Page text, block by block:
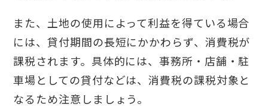
また、土地の使用によって利益を得ている場合
には、貸付期間の長短にかかわらず、消費税が
課税されます。具体的には、事務所・店舗・駐
車場としての貸付などは、消費税の課税対象と
なるため注意しましょう。